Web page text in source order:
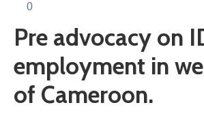
0
Pre advocacy on
employment in
of Cameroon.